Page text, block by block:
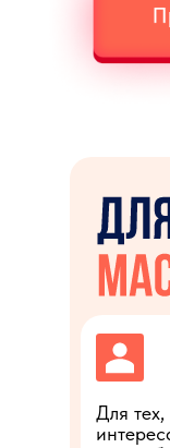
Для тех,